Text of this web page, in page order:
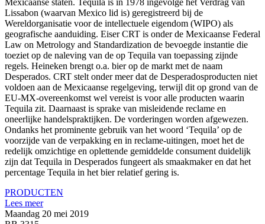
Lissabon (waarvan Mexico lid is) geregistreerd bij de
Wereldorganisatie voor de intellectuele eigendom (WIPO) als
geografische aanduiding. Eiser CRT is onder de Mexicaanse Federal
Law on Metrology and Standardization de bevoegde instantie die
toeziet op de naleving van de op Tequila van toepassing zijnde
regels. Heineken brengt o.a. bier op de markt met de naam
Desperados. CRT stelt onder meer dat de Desperadosproducten niet
voldoen aan de Mexicaanse regelgeving, terwijl dit op grond van de
EU-MX-overeenkomst wel vereist is voor alle producten waarin
Tequila zit. Daarnaast is sprake van misleidende reclame en
oneerlijke handelspraktijken. De vorderingen worden afgewezen.
Ondanks het prominente gebruik van het woord ‘Tequila’ op de
voorzijde van de verpakking en in reclame-uitingen, moet het de
redelijk omzichtige en oplettende gemiddelde consument duidelijk
zijn dat Tequila in Desperados fungeert als smaakmaker en dat het
percentage Tequila in het bier relatief gering is.
PRODUCTEN
Lees meer
Maandag 20 mei 2019